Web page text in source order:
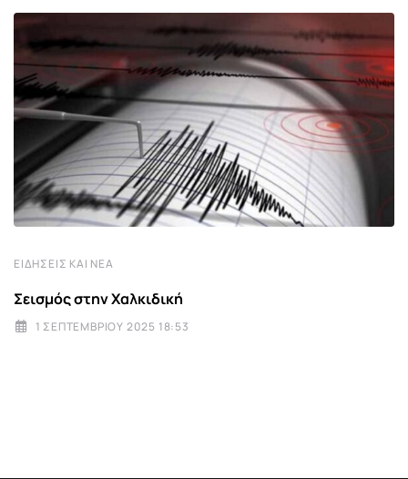
ΕΙΔΉΣΕΙΣ ΚΑΙ ΝΈΑ
Σεισμός στην Χαλκιδική
1 ΣΕΠΤΕΜΒΡΊΟΥ 2025 18:53